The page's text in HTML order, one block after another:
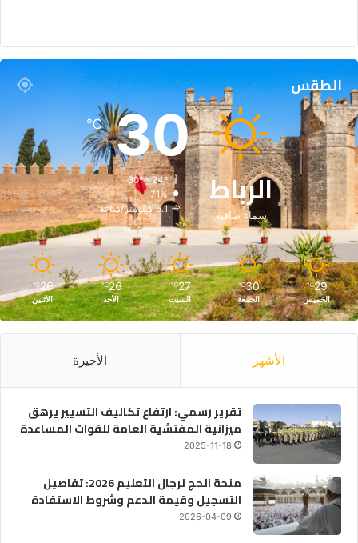
الطقس
الرباط
سماء صافية
30
℃
30º - 24º
71%
5.1 كيلومتر/ساعة
29
℃
الخميس
30
℃
الجمعة
27
℃
السبت
26
℃
الأحد
26
℃
الأثنين
الأشهر الأخيرة
تقرير رسمي: ارتفاع تكاليف التسيير يرهق
ميزانية المفتشية العامة للقوات المساعدة
2025-11-18
منحة الحج لرجال التعليم 2026: تفاصيل
التسجيل وقيمة الدعم وشروط الاستفادة
2026-04-09